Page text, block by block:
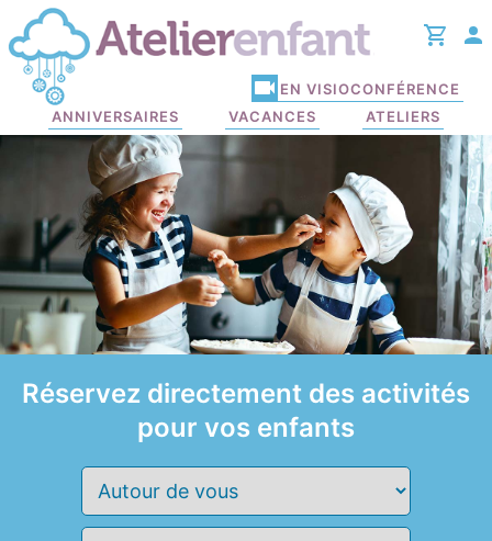
ANNIVERSAIRES VACANCES ATELIERS
EN VISIOCONFÉRENCE
Réservez directement des activités
pour vos enfants